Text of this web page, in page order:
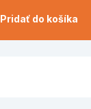
Pridať do košíka